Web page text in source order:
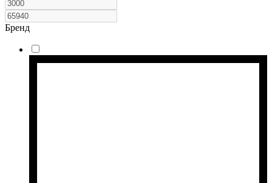
Бренд